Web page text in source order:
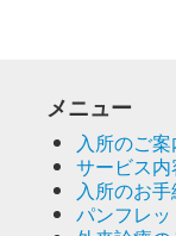
メニュー
入所のご案
サービス内
入所のお手
パンフレ